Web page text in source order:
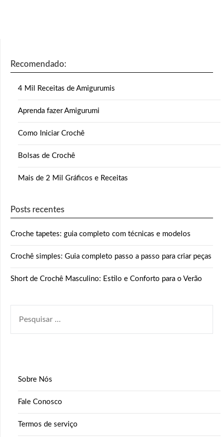
Recomendado:
4 Mil Receitas de Amigurumis
Aprenda fazer Amigurumi
Como Iniciar Crochê
Bolsas de Crochê
Mais de 2 Mil Gráficos e Receitas
Posts recentes
Croche tapetes: guia completo com técnicas e modelos
Crochê simples: Guia completo passo a passo para criar peças
Short de Crochê Masculino: Estilo e Conforto para o Verão
POR:
Sobre Nós
Fale Conosco
Termos de serviço